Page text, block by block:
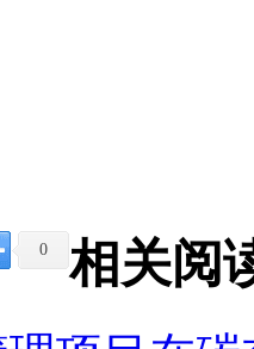
0 相关阅